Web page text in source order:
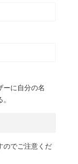
ーに自分の名
のでご注意くだ